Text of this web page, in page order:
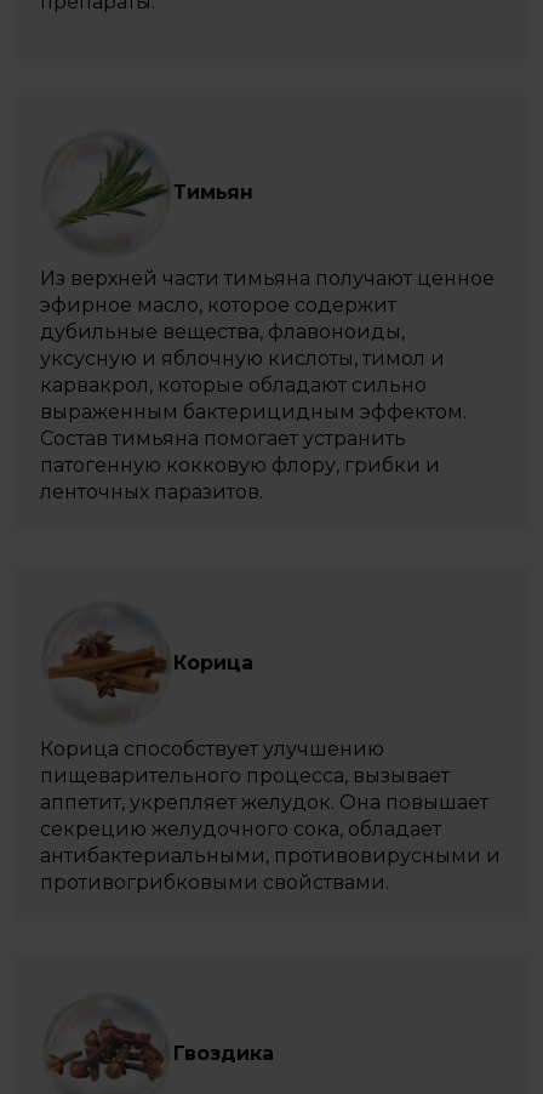
Тимьян
Из верхней части тимьяна получают ценное
эфирное масло, которое содержит
дубильные вещества, флавоноиды,
уксусную и яблочную кислоты, тимол и
карвакрол, которые обладают сильно
выраженным бактерицидным эффектом.
Состав тимьяна помогает устранить
патогенную кокковую флору, грибки и
ленточных паразитов.
Корица
Корица способствует улучшению
пищеварительного процесса, вызывает
аппетит, укрепляет желудок. Она повышает
секрецию желудочного сока, обладает
антибактериальными, противовирусными и
противогрибковыми свойствами.
Гвоздика